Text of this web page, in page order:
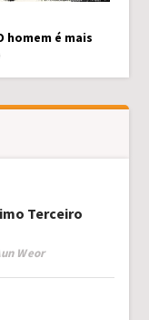
homem é mais
Terceiro
Weor